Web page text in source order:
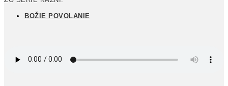
BOŽIE POVOLANIE